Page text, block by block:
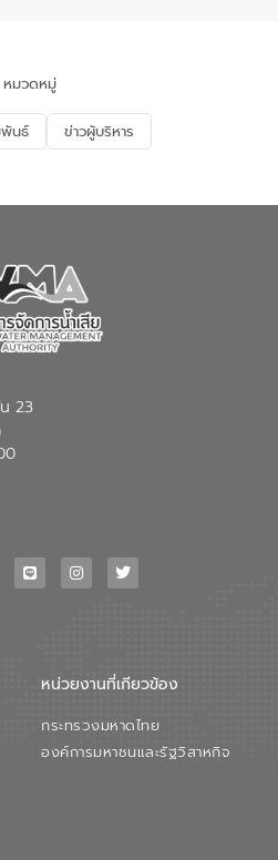
จัดการน้ำเสียและสร้างจิตสำนึกในการ
อนุรักษ์สิ่งแวดล้อม ในหัวข้อ “น้ำเสียชุมชน
และการบำบัดน้ำเสียเบื้องต้น” โดยให้ความรู้
เกี่ยวกับสาเหตุและผลกระทบของน้ำเสีย
ณ เทศบาลตำบลบางเลน จังหวัดนครปฐม
หมวดหมู่
พันธ์ ข่าวผู้บริหาร
23
หน่วยงานที่เกียวข้อง
กระทรวงมหาดไทย
องค์การมหาชนและรัฐวิสาหกิจ